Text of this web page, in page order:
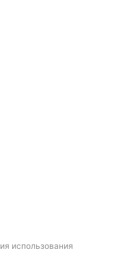
использования